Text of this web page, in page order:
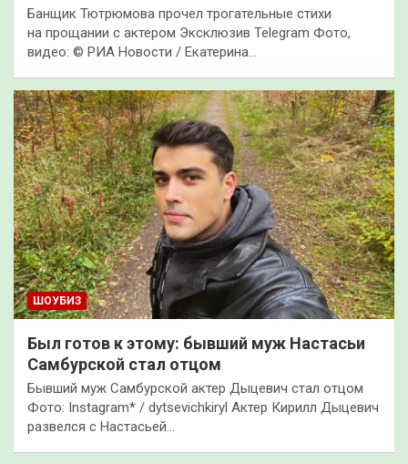
Банщик Тютрюмова прочел трогательные стихи
на прощании с актером Эксклюзив Telegram Фото,
видео: © РИА Новости / Екатерина…
ШОУБИЗ
Был готов к этому: бывший муж Настасьи
Самбурской стал отцом
Бывший муж Самбурской актер Дыцевич стал отцом
Фото: Instagram* / dytsevichkiryl Актер Кирилл Дыцевич
развелся с Настасьей…